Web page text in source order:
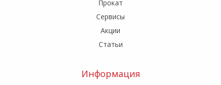
Прокат
Сервисы
Акции
Статьи
Информация